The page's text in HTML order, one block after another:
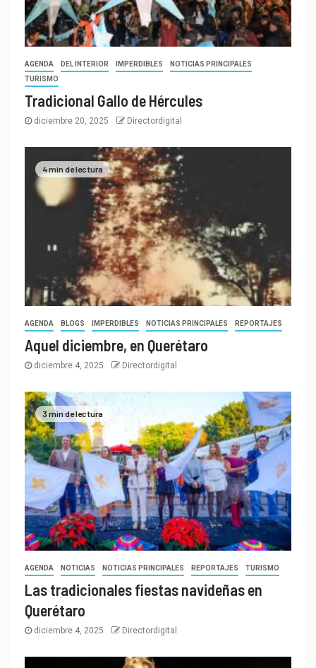
AGENDA DEL INTERIOR IMPERDIBLES
NOTICIAS PRINCIPALES
TURISMO
Tradicional Gallo de Hércules
diciembre 20, 2025 Directordigital
4 min de lectura
AGENDA BLOGS IMPERDIBLES NOTICIAS PRINCIPALES REPORTAJES
Aquel diciembre, en Querétaro
diciembre 4, 2025 Directordigital
3 min de lectura
AGENDA NOTICIAS NOTICIAS PRINCIPALES REPORTAJES TURISMO
Las tradicionales fiestas navideñas en
Querétaro
diciembre 4, 2025 Directordigital